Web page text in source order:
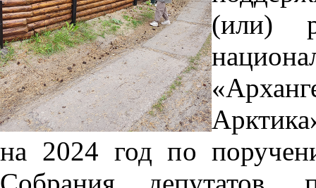
(или)
на 2024 год по